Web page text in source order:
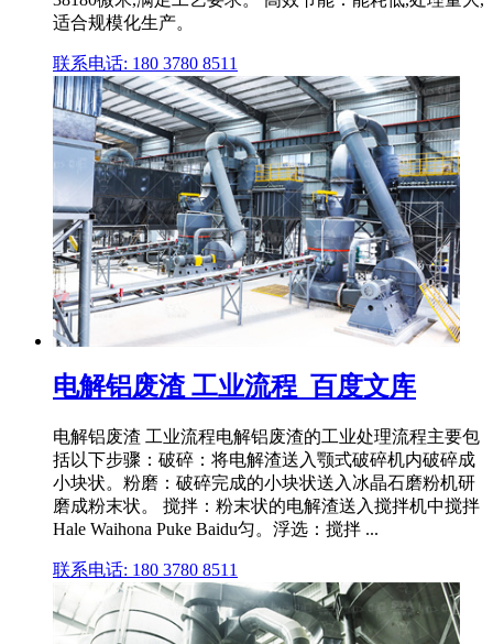
适合规模化生产。
联系电话: 180 3780 8511
电解铝废渣 工业流程_百度文库
电解铝废渣 工业流程电解铝废渣的工业处理流程主要包
括以下步骤：破碎：将电解渣送入颚式破碎机内破碎成
小块状。粉磨：破碎完成的小块状送入冰晶石磨粉机研
磨成粉末状。 搅拌：粉末状的电解渣送入搅拌机中搅拌
Hale Waihona Puke Baidu匀。浮选：搅拌 ...
联系电话: 180 3780 8511